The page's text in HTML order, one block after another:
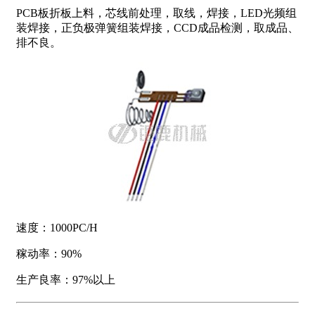
PCB板折板上料，芯线前处理，取线，焊接，LED光频组
装焊接，正负极弹簧组装焊接，CCD成品检测，取成品、
排不良。
速度：1000PC/H
稼动率：90%
生产良率：97%以上